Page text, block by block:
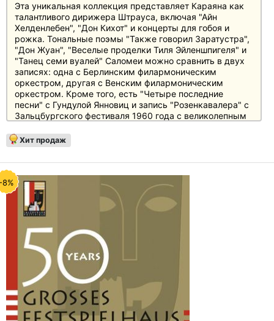
Эта уникальная коллекция представляет Караяна как
талантливого дирижера Штрауса, включая "Айн
Хелденлебен", "Дон Кихот" и концерты для гобоя и
рожка. Тональные поэмы "Также говорил Заратустра",
"Дон Жуан", "Веселые проделки Тиля Эйленшпигеля" и
"Танец семи вуалей" Саломеи можно сравнить в двух
записях: одна с Берлинским филармоническим
оркестром, другая с Венским филармоническим
оркестром. Кроме того, есть "Четыре последние
песни" с Гундулой Янновиц и запись "Розенкавалера" с
Зальцбургского фестиваля 1960 года с великолепным
Юринац, Хильду Гюден и Отто Эдельмана.
Хит продаж
8%